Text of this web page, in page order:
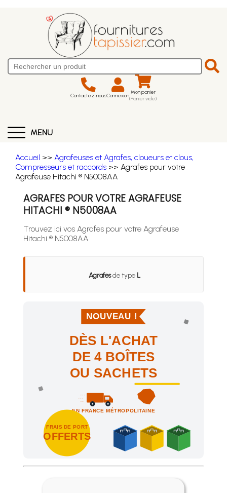
Contactez-nousConnexion Mon panier
(Panier vide)
MENU
Accueil >> Agrafeuses et Agrafes, cloueurs et clous,
Compresseurs et raccords >> Agrafes pour votre
Agrafeuse Hitachi ® N5008AA
AGRAFES POUR VOTRE AGRAFEUSE
HITACHI ® N5008AA
Trouvez ici vos Agrafes pour votre Agrafeuse
Hitachi ® N5008AA
Agrafesde type L
NOUVEAU !
DÈS L'ACHAT
DE 4 BOÎTES
OU SACHETS
EN FRANCE MÉTROPOLITAINE
FRAIS DE PORT
OFFERTS
Achetez 4 sachets ou boîtes d'agrafes ou de pointes et